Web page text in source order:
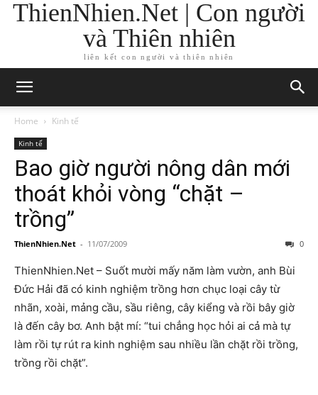
ThienNhien.Net | Con người
và Thiên nhiên
liên kết con người và thiên nhiên
Home Kinh tế
Kinh tế
Bao giờ người nông dân mới
thoát khỏi vòng “chặt –
trồng”
ThienNhien.Net - 11/07/2009 0
ThienNhien.Net – Suốt mười mấy năm làm vườn, anh Bùi
Đức Hải đã có kinh nghiệm trồng hơn chục loại cây từ
nhãn, xoài, mảng cầu, sầu riêng, cây kiểng và rồi bây giờ
là đến cây bơ. Anh bật mí: “tui chẳng học hỏi ai cả mà tự
làm rồi tự rút ra kinh nghiệm sau nhiều lần chặt rồi trồng,
trồng rồi chặt”.